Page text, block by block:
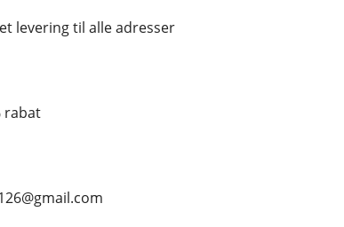
levering til alle adresser
rabat